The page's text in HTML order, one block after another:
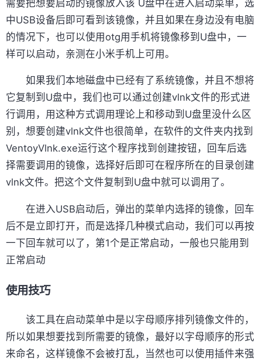
需要把想要启动的镜像放入该 U盘中在进入启动菜单，选
中USB设备后即可看到该镜像，并且如果在身边没有电脑
的情况下，也可以使用otg用手机将镜像移到U盘中，一
样可以启动，亲测在小米手机上可用。
如果我们本地磁盘中已经有了系统镜像，并且不想将
它复制到U盘中，我们也可以通过创建vlnk文件的形式进
行调用，用这种方式调用理论上和移动到U盘里没什么区
别，想要创建vlnk文件也很简单，在软件的文件夹内找到
VentoyVlnk.exe运行这个程序找到创建按钮，回车后选
择需要调用的镜像，选择好后即可在程序所在的目录创建
vlnk文件。把这个文件复制到U盘中就可以调用了。
在进入USB启动后，弹出的菜单内选择的镜像，回车
后不是立即打开，而是选择几种模式启动，我们可以再按
一下回车就可以了，第1个是正常启动，一般也只能用到
正常启动
使用技巧
该工具在启动菜单中是以字母顺序排列镜像文件的，
所以如果想要找到所需要的镜像，最好以字母顺序的形式
来命名，这样镜像不会被打乱，当然也可以使用插件来强